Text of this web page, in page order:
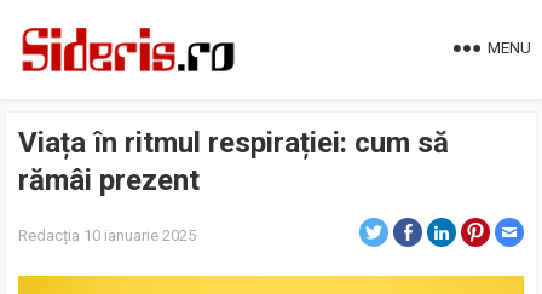
MENU
Viața în ritmul respirației: cum să
rămâi prezent
Redacția 10 ianuarie 2025